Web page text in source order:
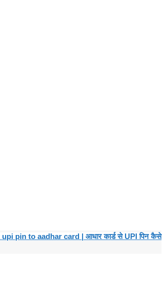
pin to aadhar card | आधार कार्ड से UPI पिन कैसे